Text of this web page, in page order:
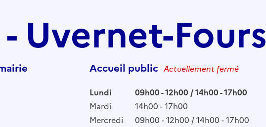
Uvernet-Fours
Accueil public Actuellement fermé
Lundi
09h00 - 12h00 / 14h00 - 17h00
Mardi
14h00 - 17h00
Mercredi
09h00 - 12h00 / 14h00 - 17h00